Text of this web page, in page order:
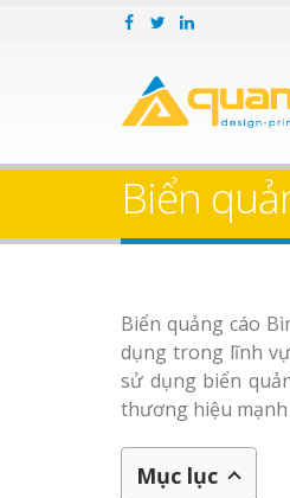
Biển
Biển quảng cáo
dụng trong lĩnh
sử dụng biển
thương hiệu
Mục lục